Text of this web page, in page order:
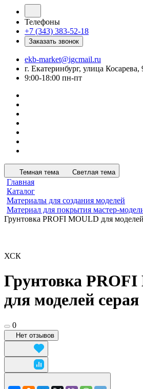
Телефоны
+7 (343) 383-52-18
Заказать звонок
ekb-market@igcmail.ru
г. Екатеринбург, улица Косарева,
9:00-18:00 пн-пт
Темная тема Светлая тема
Главная
Каталог
Материалы для создания моделей
Материал для покрытия мастер-
Грунтовка PROFI MOULD для
ХСК
Грунтовка
для моделей серая
0
Нет отзывов